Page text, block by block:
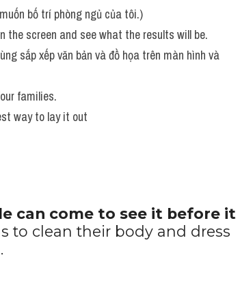
bố trí phòng ngủ của tôi.)
screen and see what the results will be.
sắp xếp văn bản và đồ họa trên màn hình và
families.
way to lay it out
can come to see it before it
to clean their body and dress